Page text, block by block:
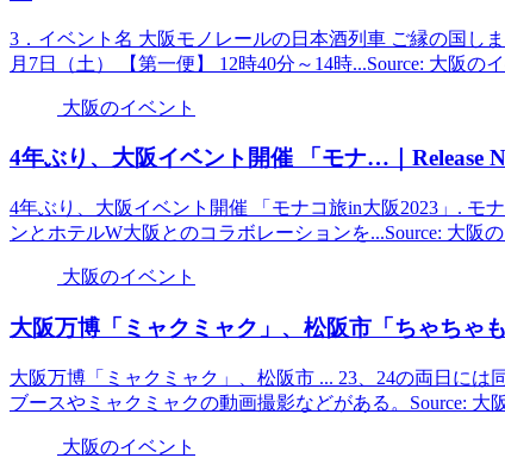
3．イベント名 大阪モノレールの日本酒列車 ご縁の国し
月7日（土） 【第一便】 12時40分～14時...Source: 大阪の
大阪のイベント
4年ぶり、 大阪イベント 開催 「モナ…｜Release
4年ぶり、大阪イベント開催 「モナコ旅in大阪2023」. モ
ンとホテルW大阪とのコラボレーションを...Source: 大阪
大阪のイベント
大阪万博「ミャクミャク」、松阪市「ちゃちゃ
大阪万博「ミャクミャク」、松阪市 ... 23、24の両日に
ブースやミャクミャクの動画撮影などがある。Source: 大
大阪のイベント